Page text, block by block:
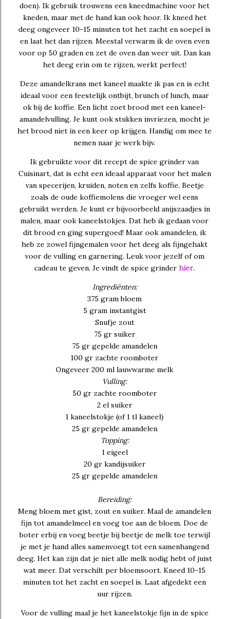
doen). Ik gebruik trouwens een kneedmachine voor het
kneden, maar met de hand kan ook hoor. Ik kneed het
deeg ongeveer 10-15 minuten tot het zacht en soepel is
en laat het dan rijzen. Meestal verwarm ik de oven even
voor op 50 graden en zet de oven dan weer uit. Dan kan
het deeg erin om te rijzen, werkt perfect!
Deze amandelkrans met kaneel maakte ik pas en is echt
ideaal voor een feestelijk ontbijt, brunch of lunch, maar
ok bij de koffie. Een licht zoet brood met een kaneel-
amandelvulling. Je kunt ook stukken invriezen, mocht je
het brood niet in een keer op krijgen. Handig om mee te
nemen naar je werk bijv.
Ik gebruikte voor dit recept de spice grinder van
Cuisinart, dat is echt een ideaal apparaat voor het malen
van specerijen, kruiden, noten en zelfs koffie. Beetje
zoals de oude koffiemolens die vroeger wel eens
gebruikt werden. Je kunt er bijvoorbeeld anijszaadjes in
malen, maar ook kaneelstokjes. Dat heb ik gedaan voor
dit brood en ging supergoed! Maar ook amandelen, ik
heb ze zowel fijngemalen voor het deeg als fijngehakt
voor de vulling en garnering. Leuk voor jezelf of om
cadeau te geven. Je vindt de spice grinder hier.
Ingrediënten:
375 gram bloem
5 gram instantgist
Snufje zout
75 gr suiker
75 gr gepelde amandelen
100 gr zachte roomboter
Ongeveer 200 ml lauwwarme melk
Vulling:
50 gr zachte roomboter
2 el suiker
1 kaneelstokje (of 1 tl kaneel)
25 gr gepelde amandelen
Topping:
1 eigeel
20 gr kandijsuiker
25 gr gepelde amandelen
Bereiding:
Meng bloem met gist, zout en suiker. Maal de amandelen
fijn tot amandelmeel en voeg toe aan de bloem. Doe de
boter erbij en voeg beetje bij beetje de melk toe terwijl
je met je hand alles samenvoegt tot een samenhangend
deeg. Het kan zijn dat je niet alle melk nodig hebt of juist
wat meer. Dat verschilt per bloemsoort. Kneed 10-15
minuten tot het zacht en soepel is. Laat afgedekt een
uur rijzen.
Voor de vulling maal je het kaneelstokje fijn in de spice